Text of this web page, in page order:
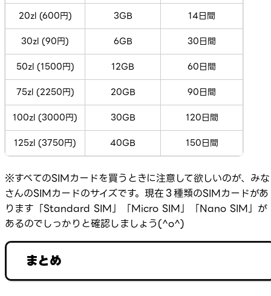
20zl (600円)
3GB
14日間
30zl (90円)
6GB
30日間
50zl (1500円)
12GB
60日間
75zl (2250円)
20GB
90日間
100zl (3000円)
30GB
120日間
125zl (3750円)
40GB 150日間
※すべてのSIMカードを買うときに注意して欲しいのが、みな
さんのSIMカードのサイズです。現在３種類のSIMカードがあ
ります「Standard SIM」「Micro SIM」「Nano SIM」が
あるのでしっかりと確認しましょう(^o^)
まとめ